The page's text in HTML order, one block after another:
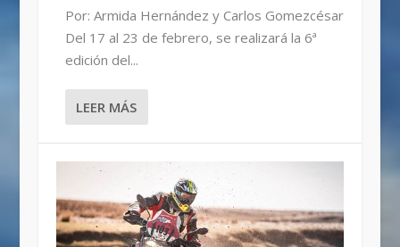
Por: Armida Hernández y Carlos Gomezcésar
Del 17 al 23 de febrero, se realizará la 6ª
edición del...
LEER MÁS